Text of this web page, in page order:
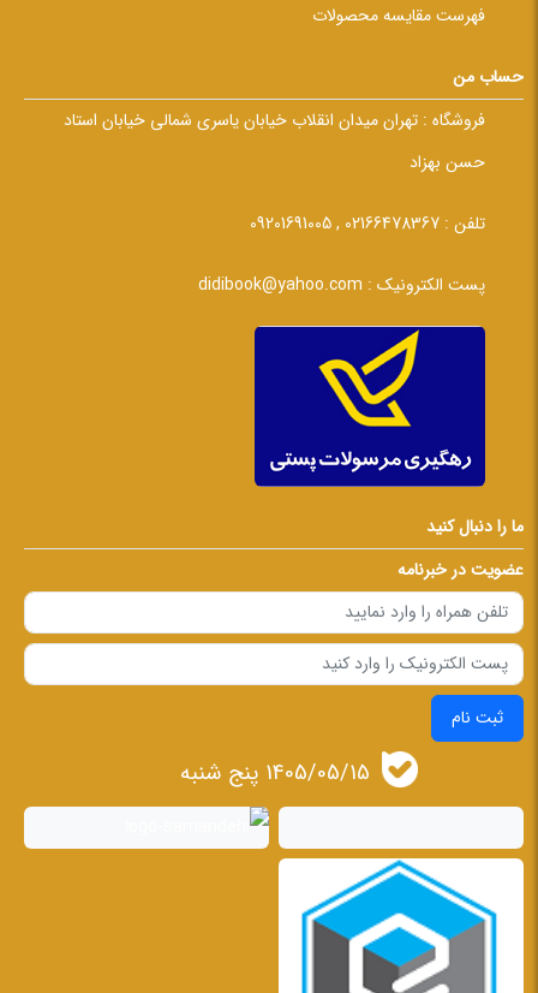
فهرست مقایسه محصولات
حساب من
فروشگاه : تهران میدان انقلاب خیابان یاسری شمالی خیابان استاد
حسن بهزاد
تلفن : 02166478367 , 09201691005
پست الکترونیک : didibook@yahoo.com
ما را دنبال کنید
عضویت در خبرنامه
ثبت نام
1405/05/15 پنج شنبه